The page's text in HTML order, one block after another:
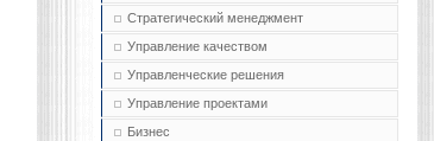
Стратегический менеджмент
Управление качеством
Управленческие решения
Управление проектами
Бизнес